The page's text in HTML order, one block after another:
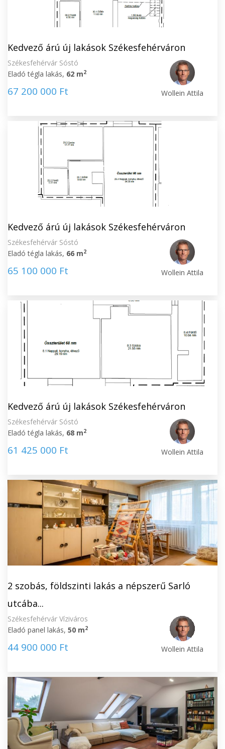
Kedvező árú új lakások Székesfehérváron
Székesfehérvár Sóstó
Eladó tégla lakás, 62 m2
67 200 000 Ft Wollein Attila
Kedvező árú új lakások Székesfehérváron
Székesfehérvár Sóstó
Eladó tégla lakás, 66 m2
65 100 000 Ft Wollein Attila
Kedvező árú új lakások Székesfehérváron
Székesfehérvár Sóstó
Eladó tégla lakás, 68 m2
61 425 000 Ft Wollein Attila
2 szobás, földszinti lakás a népszerű Sarló
utcába...
Székesfehérvár Víziváros
Eladó panel lakás, 50 m2
44 900 000 Ft Wollein Attila